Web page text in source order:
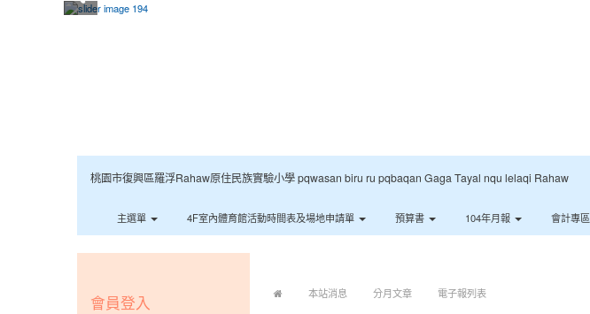
桃園市復興區羅浮Rahaw原住民族實驗小學 pqwasan biru ru pqbaqan Gaga Tayal nqu lelaqi Rahaw
主選單 4F室內體育館活動時間表及場地申請單 預算書 104年月報 會計專區
本站消息 分月文章 電子報列表
會員登入